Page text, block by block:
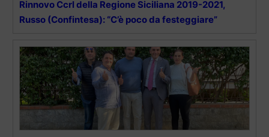
Rinnovo Ccrl della Regione Siciliana 2019-2021,
Russo (Confintesa): “C’è poco da festeggiare”